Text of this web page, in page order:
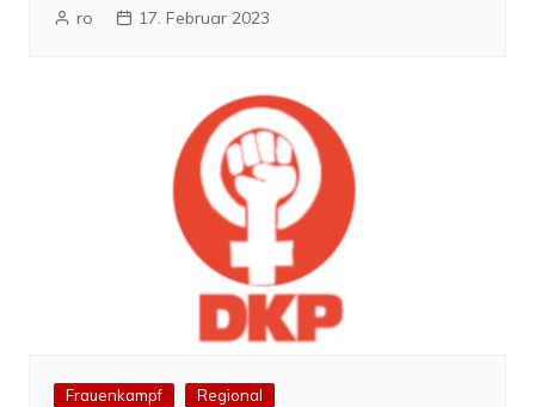
ro 17. Februar 2023
Frauenkampf Regional